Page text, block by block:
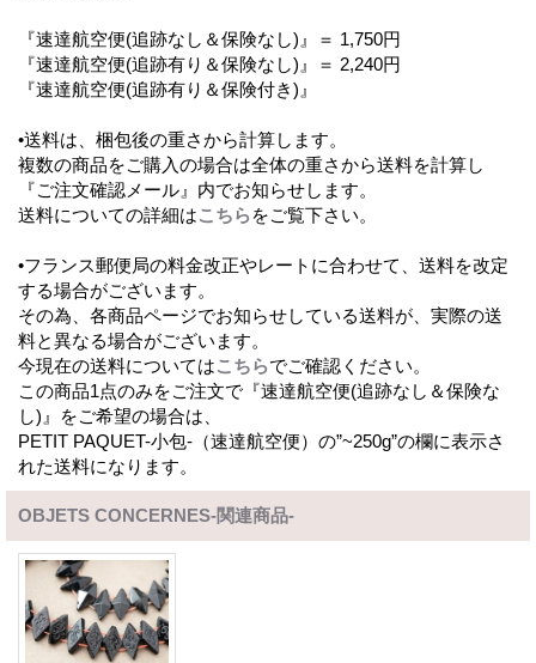
『速達航空便(追跡なし＆保険なし)』＝ 1,750円
『速達航空便(追跡有り＆保険なし)』＝ 2,240円
『速達航空便(追跡有り＆保険付き)』
•送料は、梱包後の重さから計算します。
複数の商品をご購入の場合は全体の重さから送料を計算し
『ご注文確認メール』内でお知らせします。
送料についての詳細はこちらをご覧下さい。
•フランス郵便局の料金改正やレートに合わせて、送料を改定
する場合がございます。
その為、各商品ページでお知らせしている送料が、実際の送
料と異なる場合がございます。
今現在の送料についてはこちらでご確認ください。
この商品1点のみをご注文で『速達航空便(追跡なし＆保険な
し)』をご希望の場合は、
PETIT PAQUET-小包-（速達航空便）の”~250g”の欄に表示さ
れた送料になります。
OBJETS CONCERNES-関連商品-